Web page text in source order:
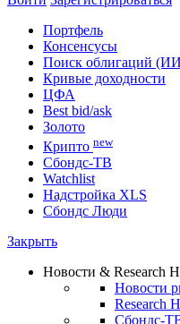
Войти Зарегистрироваться
Портфель
Консенсусы
Поиск облигаций (ИИ)
Кривые доходности
ЦФА
Best bid/ask
Золото
Крипто new
Watchlist
Сбондс Люди